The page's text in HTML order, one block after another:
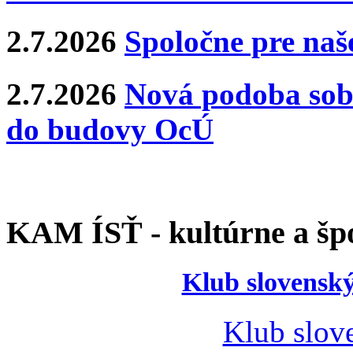
2.7.2026 Spoločne pre
2.7.2026 Nová podoba
do budovy OcÚ
KAM ÍSŤ - kultúrne a
Klub
Klub